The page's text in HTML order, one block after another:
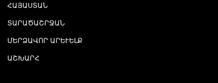
ՀԱՅԱՍՏԱՆ
ՏԱՐԱԾԱՇՐՋԱՆ
ՄԵՐՁԱՎՈՐ ԱՐԵՒԵԼՔ
ԱՇԽԱՐՀ